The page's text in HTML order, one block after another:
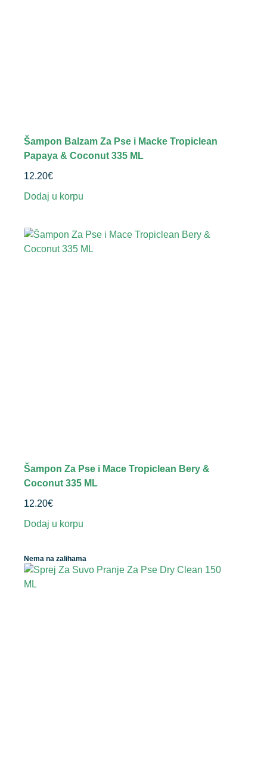
Šampon Balzam Za Pse i Macke Tropiclean
Papaya & Coconut 335 ML
12.20€
Dodaj u korpu
Šampon Za Pse i Mace Tropiclean Bery &
Coconut 335 ML
12.20€
Dodaj u korpu
Nema na zalihama